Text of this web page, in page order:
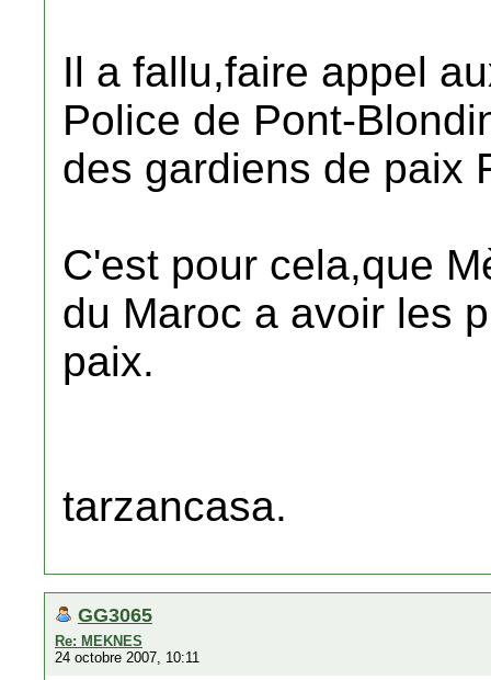
Il a fallu,faire appel
Police de Pont-
des gardiens de paix
C'est pour cela,que
du Maroc a avoir les
paix.
tarzancasa.
GG3065
Re: MEKNES
24 octobre 2007, 10:11